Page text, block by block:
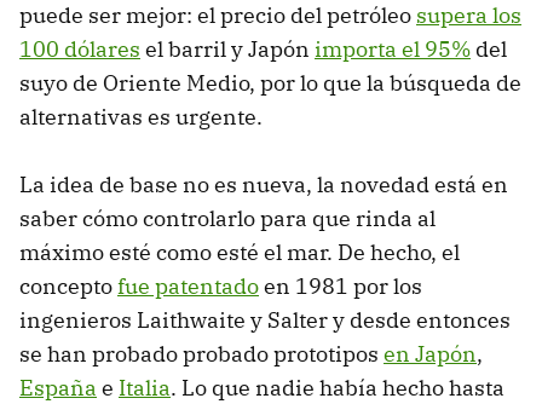
puede ser mejor: el precio del petróleo supera los
100 dólares el barril y Japón importa el 95% del
suyo de Oriente Medio, por lo que la búsqueda de
alternativas es urgente.
La idea de base no es nueva, la novedad está en
saber cómo controlarlo para que rinda al
máximo esté como esté el mar. De hecho, el
conceptofue patentadoen 1981 por los
ingenieros Laithwaite y Salter y desde entonces
se han probado probado prototipos en Japón,
España e Italia. Lo que nadie había hecho hasta